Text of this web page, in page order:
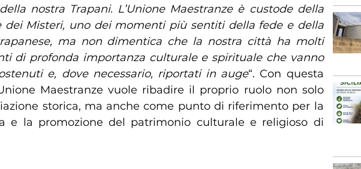
nostra Trapani. L’Unione Maestranze è custode della
dei Misteri, uno dei momenti più sentiti della fede e della
ma non dimentica che la nostra città ha molti
di profonda importanza culturale e spirituale che vanno
e, dove necessario, riportati in auge“. Con questa
Maestranze vuole ribadire il proprio ruolo non solo
storica, ma anche come punto di riferimento per la
e la promozione del patrimonio culturale e religioso di